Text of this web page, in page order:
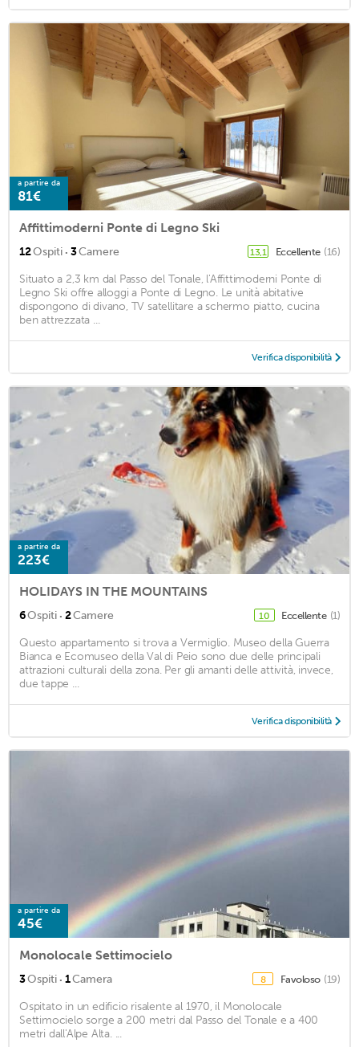
a partire da
81€
Affittimoderni Ponte di Legno Ski
12Ospiti · 3Camere 13,1 Eccellente (16)
Situato a 2,3 km dal Passo del Tonale, l'Affittimoderni Ponte di
Legno Ski offre alloggi a Ponte di Legno. Le unità abitative
dispongono di divano, TV satellitare a schermo piatto, cucina
ben attrezzata ...
Verifica disponibilità
a partire da
223€
HOLIDAYS IN THE MOUNTAINS
6Ospiti · 2Camere 10 Eccellente (1)
Questo appartamento si trova a Vermiglio. Museo della Guerra
Bianca e Ecomuseo della Val di Peio sono due delle principali
attrazioni culturali della zona. Per gli amanti delle attività, invece,
due tappe ...
Verifica disponibilità
a partire da
45€
Monolocale Settimocielo
3Ospiti · 1Camera 8 Favoloso (19)
Ospitato in un edificio risalente al 1970, il Monolocale
Settimocielo sorge a 200 metri dal Passo del Tonale e a 400
metri dall'Alpe Alta. ...